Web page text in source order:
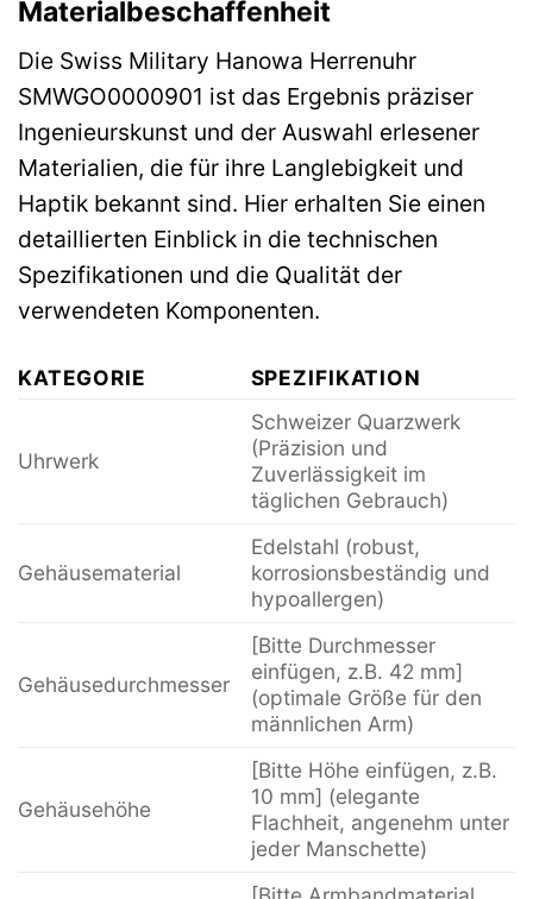
Materialbeschaffenheit
Die Swiss Military Hanowa Herrenuhr
SMWGO0000901 ist das Ergebnis präziser
Ingenieurskunst und der Auswahl erlesener
Materialien, die für ihre Langlebigkeit und
Haptik bekannt sind. Hier erhalten Sie einen
detaillierten Einblick in die technischen
Spezifikationen und die Qualität der
verwendeten Komponenten.
KATEGORIE SPEZIFIKATION
Uhrwerk
Schweizer Quarzwerk
(Präzision und
Zuverlässigkeit im
täglichen Gebrauch)
Gehäusematerial
Edelstahl (robust,
korrosionsbeständig und
hypoallergen)
Gehäusedurchmesser
[Bitte Durchmesser
einfügen, z.B. 42 mm]
(optimale Größe für den
männlichen Arm)
Gehäusehöhe
[Bitte Höhe einfügen, z.B.
10 mm] (elegante
Flachheit, angenehm unter
jeder Manschette)